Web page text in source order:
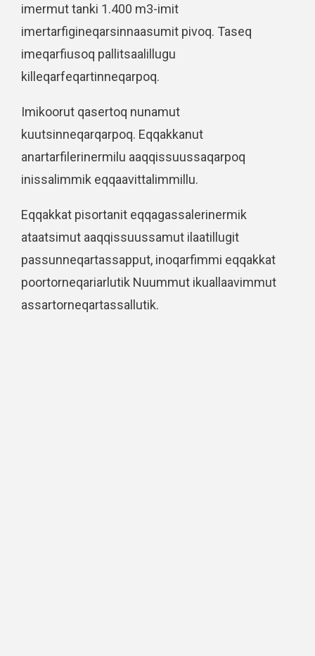
imermut tanki 1.400 m3-imit
imertarfigineqarsinnaasumit pivoq. Taseq
imeqarfiusoq pallitsaalillugu
killeqarfeqartinneqarpoq.
Imikoorut qasertoq nunamut
kuutsinneqarqarpoq. Eqqakkanut
anartarfilerinermilu aaqqissuussaqarpoq
inissalimmik eqqaavittalimmillu.
Eqqakkat pisortanit eqqagassalerinermik
ataatsimut aaqqissuussamut ilaatillugit
passunneqartassapput, inoqarfimmi eqqakkat
poortorneqariarlutik Nuummut ikuallaavimmut
assartorneqartassallutik.